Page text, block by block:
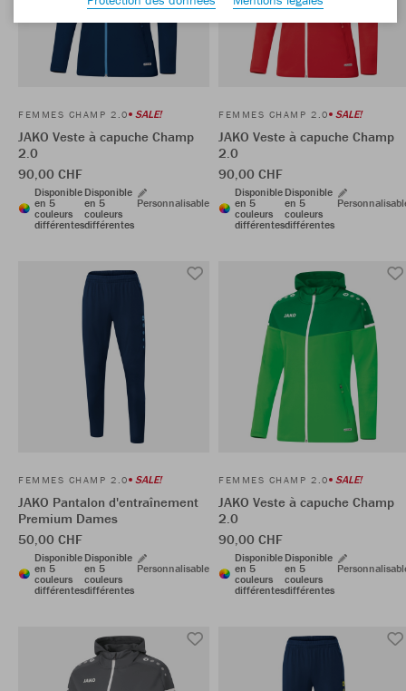
FEMMES CHAMP 2.0 SALE!
JAKO Veste à capuche Champ
2.0
90,00 CHF
Disponible
en 5
couleurs
différentes
Disponible
en 5
couleurs
différentes
Personnalisable
FEMMES CHAMP 2.0 SALE!
JAKO Veste à capuche Champ
2.0
90,00 CHF
Disponible
en 5
couleurs
différentes
Disponible
en 5
couleurs
différentes
FEMMES CHAMP 2.0 SALE!
JAKO Pantalon d'entraînement
Premium Dames
50,00 CHF
Disponible
en 5
couleurs
différentes
Disponible
en 5
couleurs
différentes
Personnalisable
FEMMES CHAMP 2.0 SALE!
JAKO Veste à capuche Champ
2.0
90,00 CHF
Disponible
en 5
couleurs
différentes
Disponible
en 5
couleurs
différentes